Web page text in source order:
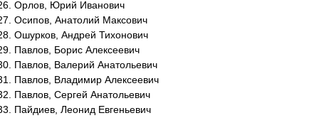
Орлов, Юрий Иванович
Осипов, Анатолий Максович
Ошурков, Андрей Тихонович
Павлов, Борис Алексеевич
Павлов, Валерий Анатольевич
Павлов, Владимир Алексеевич
Павлов, Сергей Анатольевич
Пайдиев, Леонид Евгеньевич